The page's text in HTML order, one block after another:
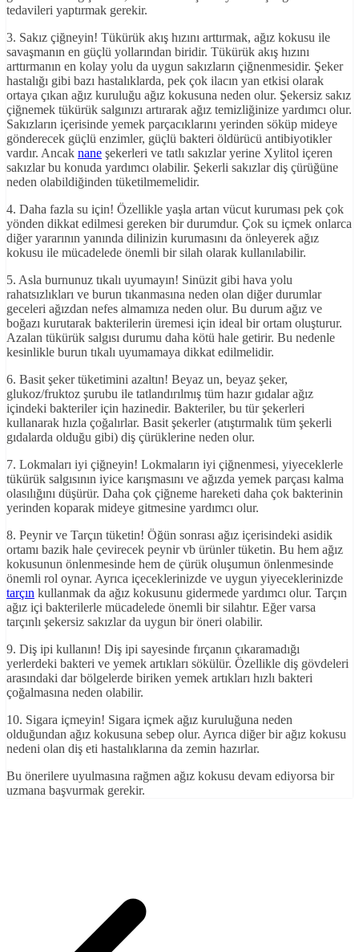
tedavileri yaptırmak gerekir.
3. Sakız çiğneyin! Tükürük akış hızını arttırmak, ağız kokusu ile
savaşmanın en güçlü yollarından biridir. Tükürük akış hızını
arttırmanın en kolay yolu da uygun sakızların çiğnenmesidir. Şeker
hastalığı gibi bazı hastalıklarda, pek çok ilacın yan etkisi olarak
ortaya çıkan ağız kuruluğu ağız kokusuna neden olur. Şekersiz sakız
çiğnemek tükürük salgınızı artırarak ağız temizliğinize yardımcı olur.
Sakızların içerisinde yemek parçacıklarını yerinden söküp mideye
gönderecek güçlü enzimler, güçlü bakteri öldürücü antibiyotikler
vardır. Ancak nane şekerleri ve tatlı sakızlar yerine Xylitol içeren
sakızlar bu konuda yardımcı olabilir. Şekerli sakızlar diş çürüğüne
neden olabildiğinden tüketilmemelidir.
4. Daha fazla su için! Özellikle yaşla artan vücut kuruması pek çok
yönden dikkat edilmesi gereken bir durumdur. Çok su içmek onlarca
diğer yararının yanında dilinizin kurumasını da önleyerek ağız
kokusu ile mücadelede önemli bir silah olarak kullanılabilir.
5. Asla burnunuz tıkalı uyumayın! Sinüzit gibi hava yolu
rahatsızlıkları ve burun tıkanmasına neden olan diğer durumlar
geceleri ağızdan nefes almamıza neden olur. Bu durum ağız ve
boğazı kurutarak bakterilerin üremesi için ideal bir ortam oluşturur.
Azalan tükürük salgısı durumu daha kötü hale getirir. Bu nedenle
kesinlikle burun tıkalı uyumamaya dikkat edilmelidir.
6. Basit şeker tüketimini azaltın! Beyaz un, beyaz şeker,
glukoz/fruktoz şurubu ile tatlandırılmış tüm hazır gıdalar ağız
içindeki bakteriler için hazinedir. Bakteriler, bu tür şekerleri
kullanarak hızla çoğalırlar. Basit şekerler (atıştırmalık tüm şekerli
gıdalarda olduğu gibi) diş çürüklerine neden olur.
7. Lokmaları iyi çiğneyin! Lokmaların iyi çiğnenmesi, yiyeceklerle
tükürük salgısının iyice karışmasını ve ağızda yemek parçası kalma
olasılığını düşürür. Daha çok çiğneme hareketi daha çok bakterinin
yerinden koparak mideye gitmesine yardımcı olur.
8. Peynir ve Tarçın tüketin! Öğün sonrası ağız içerisindeki asidik
ortamı bazik hale çevirecek peynir vb ürünler tüketin. Bu hem ağız
kokusunun önlenmesinde hem de çürük oluşumun önlenmesinde
önemli rol oynar. Ayrıca içeceklerinizde ve uygun yiyeceklerinizde
tarçın kullanmak da ağız kokusunu gidermede yardımcı olur. Tarçın
ağız içi bakterilerle mücadelede önemli bir silahtır. Eğer varsa
tarçınlı şekersiz sakızlar da uygun bir öneri olabilir.
9. Diş ipi kullanın! Diş ipi sayesinde fırçanın çıkaramadığı
yerlerdeki bakteri ve yemek artıkları sökülür. Özellikle diş gövdeleri
arasındaki dar bölgelerde biriken yemek artıkları hızlı bakteri
çoğalmasına neden olabilir.
10. Sigara içmeyin! Sigara içmek ağız kuruluğuna neden
olduğundan ağız kokusuna sebep olur. Ayrıca diğer bir ağız kokusu
nedeni olan diş eti hastalıklarına da zemin hazırlar.
Bu önerilere uyulmasına rağmen ağız kokusu devam ediyorsa bir
uzmana başvurmak gerekir.